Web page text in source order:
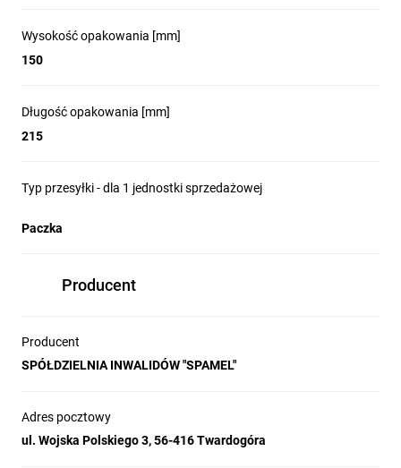
Wysokość opakowania [mm]
150
Długość opakowania [mm]
215
Typ przesyłki - dla 1 jednostki sprzedażowej
Paczka
Producent
Producent
SPÓŁDZIELNIA INWALIDÓW "SPAMEL"
Adres pocztowy
ul. Wojska Polskiego 3, 56-416 Twardogóra